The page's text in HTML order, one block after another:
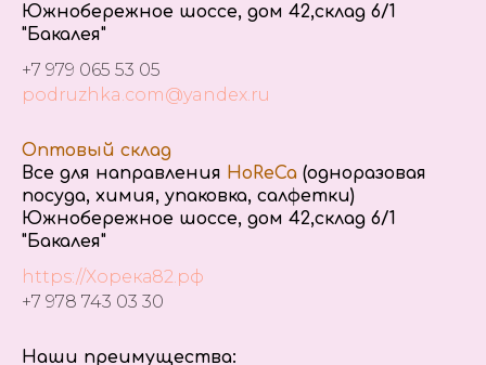
Южнобережное шоссе, дом 42,склад 6/1
"Бакалея"
+7 979 065 53 05
podruzhka.com@yandex.ru
Оптовый склад
Все для направления HoReCa (одноразовая
посуда, химия, упаковка, салфетки)
Южнобережное шоссе, дом 42,склад 6/1
"Бакалея"
https://Хорека82.рф
+7 978 743 03 30
Наши преимущества: